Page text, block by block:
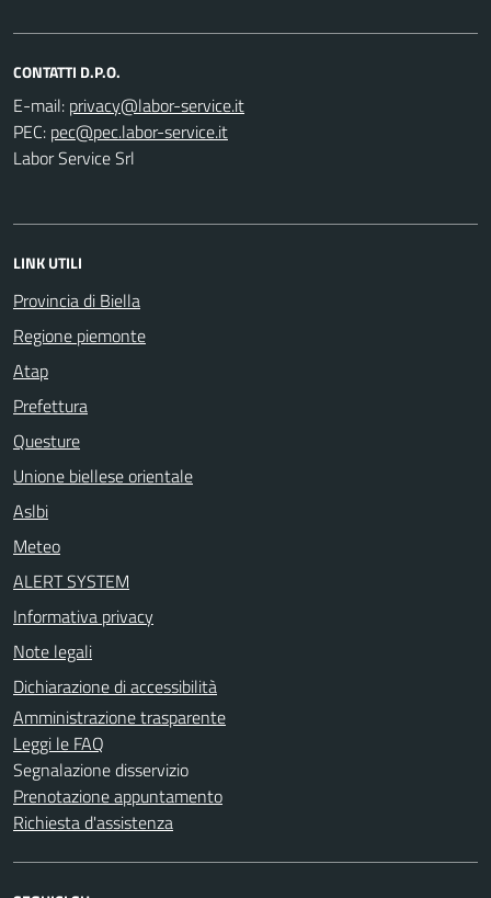
CONTATTI D.P.O.
E-mail:
PEC:
Labor Service Srl
LINK UTILI
Provincia di Biella
Regione piemonte
Atap
Prefettura
Questure
Unione biellese orientale
Aslbi
Meteo
ALERT SYSTEM
Informativa privacy
Note legali
Dichiarazione di accessibilità
Amministrazione trasparente
Leggi le FAQ
Segnalazione disservizio
Prenotazione appuntamento
Richiesta d'assistenza